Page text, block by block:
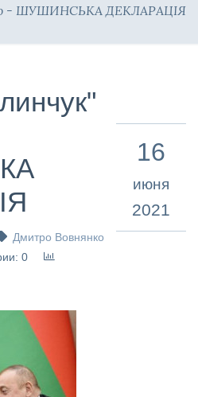
- ШУШИНСЬКА ДЕКЛАРАЦІЯ
Дмитро Вовнянко
0
16
июня
2021